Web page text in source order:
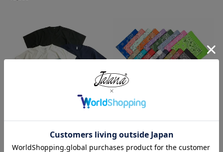
LES APPAREL 1203GD 8.5オンス
ダイ Tシャツ
ナ アメリカ製 トラディショナル
ペイズリーTHE BANDANNA COM
PANY